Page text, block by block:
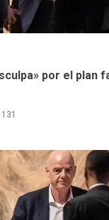
por el plan
131